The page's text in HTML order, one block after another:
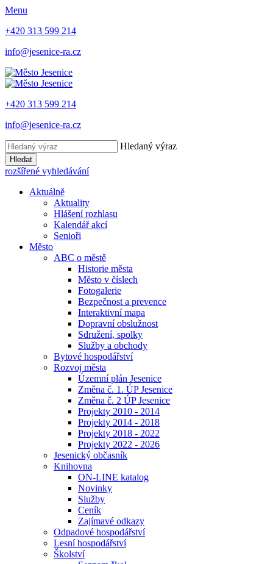
Menu
+420 313 599 214
info@jesenice-ra.cz
+420 313 599 214
info@jesenice-ra.cz
Hledaný výraz
Hledat
rozšířené vyhledávání
Aktuálně
Aktuality
Hlášení rozhlasu
Kalendář akcí
Senioři
Město
ABC o městě
Historie města
Město v číslech
Fotogalerie
Bezpečnost a prevence
Interaktivní mapa
Dopravní obslužnost
Sdružení, spolky
Služby a obchody
Bytové hospodářství
Rozvoj města
Územní plán Jesenice
Změna č. 1. ÚP Jesenice
Změna č. 2 ÚP Jesenice
Projekty 2010 - 2014
Projekty 2014 - 2018
Projekty 2018 - 2022
Projekty 2022 - 2026
Jesenický občasník
Knihovna
ON-LINE katalog
Novinky
Služby
Ceník
Zajímavé odkazy
Odpadové hospodářství
Lesní hospodářství
Školství